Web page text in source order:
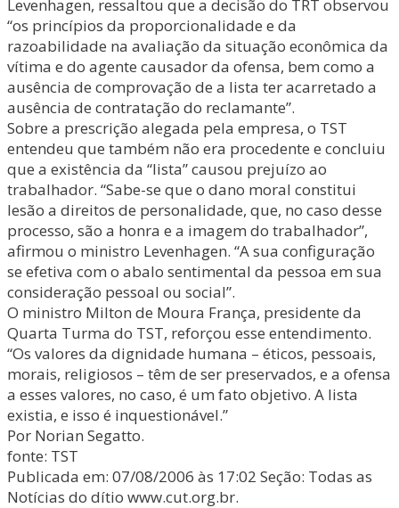
Levenhagen, ressaltou que a decisão do TRT observou
“os princípios da proporcionalidade e da
razoabilidade na avaliação da situação econômica da
vítima e do agente causador da ofensa, bem como a
ausência de comprovação de a lista ter acarretado a
ausência de contratação do reclamante”.
Sobre a prescrição alegada pela empresa, o TST
entendeu que também não era procedente e concluiu
que a existência da “lista” causou prejuízo ao
trabalhador. “Sabe-se que o dano moral constitui
lesão a direitos de personalidade, que, no caso desse
processo, são a honra e a imagem do trabalhador”,
afirmou o ministro Levenhagen. “A sua configuração
se efetiva com o abalo sentimental da pessoa em sua
consideração pessoal ou social”.
O ministro Milton de Moura França, presidente da
Quarta Turma do TST, reforçou esse entendimento.
“Os valores da dignidade humana – éticos, pessoais,
morais, religiosos – têm de ser preservados, e a ofensa
a esses valores, no caso, é um fato objetivo. A lista
existia, e isso é inquestionável.”
Por Norian Segatto.
fonte: TST
Publicada em: 07/08/2006 às 17:02 Seção: Todas as
Notícias do dítio www.cut.org.br.